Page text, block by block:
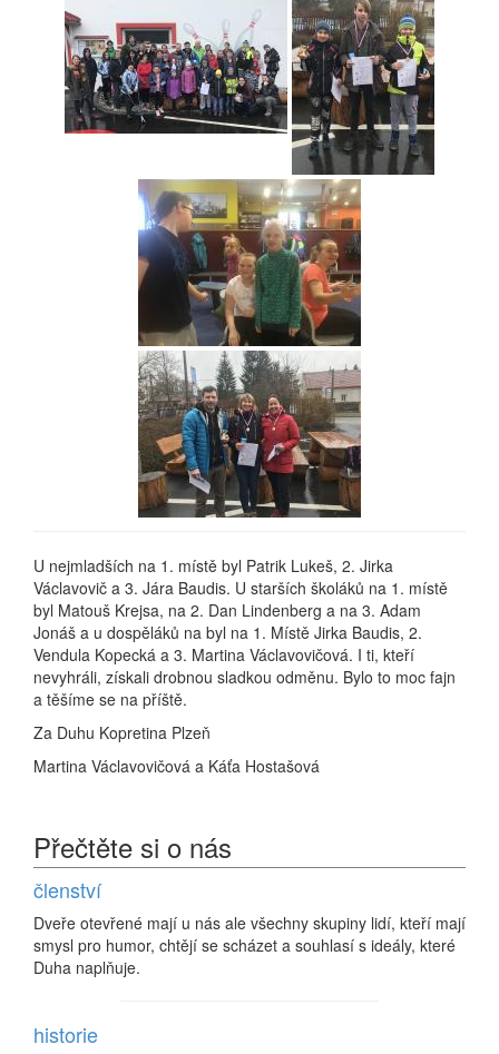
U nejmladších na 1. místě byl Patrik Lukeš, 2. Jirka
Václavovič a 3. Jára Baudis. U starších školáků na 1. místě
byl Matouš Krejsa, na 2. Dan Lindenberg a na 3. Adam
Jonáš a u dospěláků na byl na 1. Místě Jirka Baudis, 2.
Vendula Kopecká a 3. Martina Václavovičová. I ti, kteří
nevyhráli, získali drobnou sladkou odměnu. Bylo to moc fajn
a těšíme se na příště.
Za Duhu Kopretina Plzeň
Martina Václavovičová a Káťa Hostašová
Přečtěte si o nás
členství
Dveře otevřené mají u nás ale všechny skupiny lidí, kteří mají
smysl pro humor, chtějí se scházet a souhlasí s ideály, které
Duha naplňuje.
historie